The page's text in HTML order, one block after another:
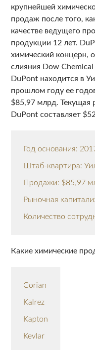
крупнейшей
продаж после того,
качестве ведущего
продукции 12 лет.
химический концерн,
слияния Dow
DuPont находится в
прошлом году ее
$85,97 млрд. Текущая
DuPont составляет
Год основания:
Штаб-квартира:
Продажи: $85,97
Рыночная
Количество
Какие химические
Corian
Kalrez
Kapton
Kevlar